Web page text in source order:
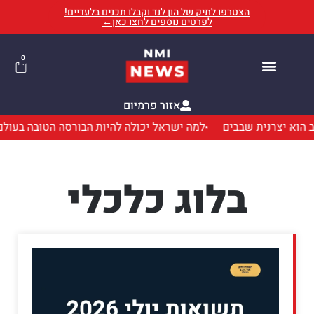
הצטרפו לתיק של הון לנד וקבלו תכנים בלעדיים!
לפרטים נוספים לחצו כאן←
אזור פרמיום
0
למה ישראל יכולה להיות הבורסה הטובה יצרנית שבבים
בלוג כלכלי